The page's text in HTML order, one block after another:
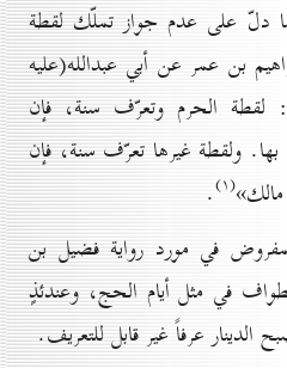
دلّ على عدم جواز تملّك لقطة
بن عمر عن أبي عبدالله(علیه
لقطة الحرم وتعرّف سنة، فإن
ولقطة غيرها تعرّف سنة، فإن
(۱) .
في مورد رواية فضيل بن
في مثل أيام الحج، وعندئذٍ
الدينار عرفاً غير قابل للتعريف.